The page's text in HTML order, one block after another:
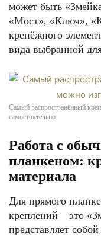
может быть
«Мост», «Ключ»,
крепёжного
вида выбранной
Самый распространённый
самостоятельно
Работа с
планкеном:
материала
Для прямого
креплений – это
представляет